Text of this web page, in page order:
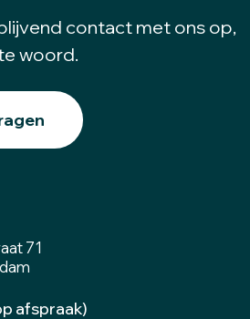
contact met ons op,
woord.
71
afspraak)